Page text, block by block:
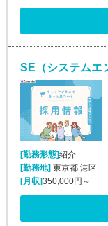
[勤務形態]紹介
[勤務地] 東京都 港区
[月収]350,000円～